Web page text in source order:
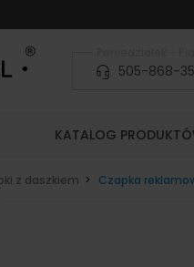
505-868-
KATALOG
z daszkiem Czapka